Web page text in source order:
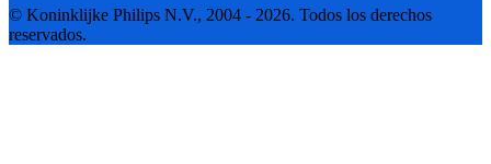
© Koninklijke Philips N.V., 2004 - 2026. Todos los derechos
reservados.